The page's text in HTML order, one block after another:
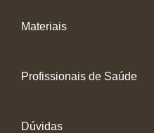
Materiais
Profissionais de Saúde
Dúvidas